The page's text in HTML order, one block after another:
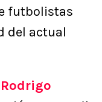
futbolistas
del actual
Rodrigo